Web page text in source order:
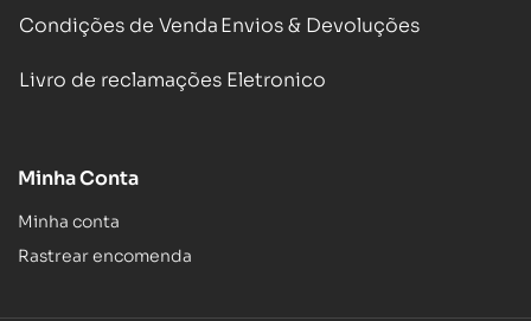
Condições de VendaEnvios & Devoluções
Livro de reclamações Eletronico
Minha Conta
Minha conta
Rastrear encomenda